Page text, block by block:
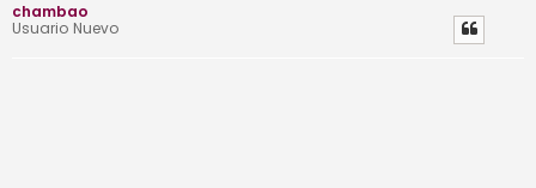
chambao
Usuario Nuevo